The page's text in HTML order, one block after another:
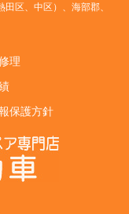
区、中区）、海部郡、
理
保護方針